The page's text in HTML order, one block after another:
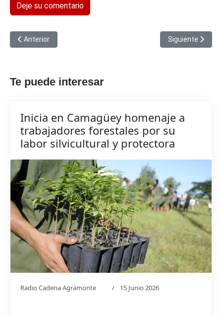
Deje su comentario
Artículo anterior: Un manglar que vuelve a la vida
Anterior Artículo
Siguiente
Te puede interesar
Inicia en Camagüey homenaje a
trabajadores forestales por su
labor silvicultural y protectora
Radio Cadena Agramonte 15 Junio 2026